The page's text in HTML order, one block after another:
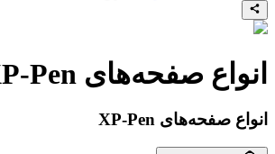
انواع صفحه‌های XP-Pen
انواع صفحه‌های XP-Pen